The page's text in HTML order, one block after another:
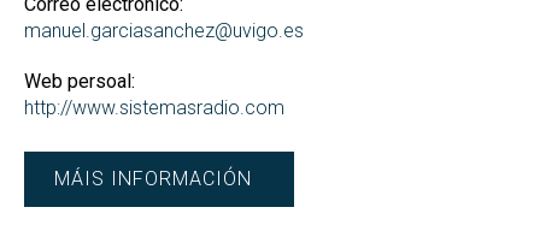
Correo electrónico:
manuel.garciasanchez@uvigo.es
Web persoal:
http://www.sistemasradio.com
MÁIS INFORMACIÓN